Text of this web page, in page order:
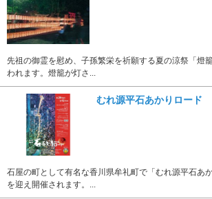
先祖の御霊を慰め、子孫繁栄を祈願する夏の涼祭「燈
われます。燈籠が灯さ...
むれ源平石あかりロード
石屋の町として有名な香川県牟礼町で「むれ源平石あ
を迎え開催されます。...